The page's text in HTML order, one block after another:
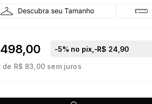
-5% no pix, -R$ 24,90
de R$ 83,00 sem juros